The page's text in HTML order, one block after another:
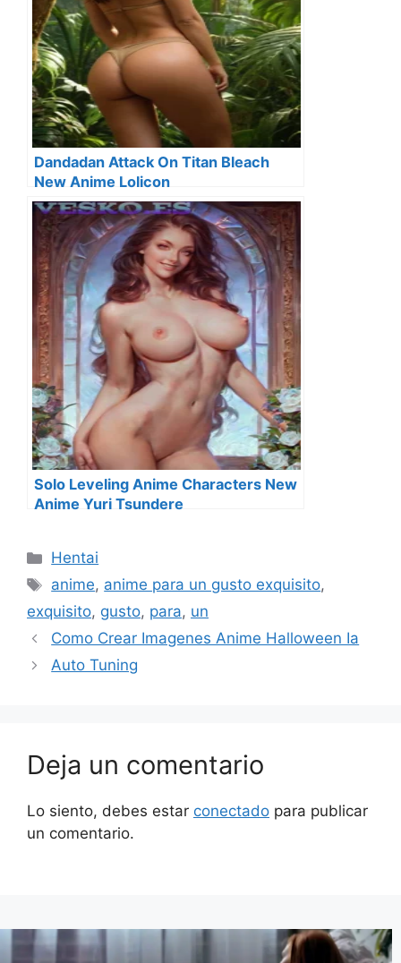
Dandadan Attack On Titan Bleach
New Anime Lolicon
Solo Leveling Anime Characters New
Anime Yuri Tsundere
Categorías
Hentai
Etiquetas
anime, anime para un gusto exquisito,
exquisito, gusto, para, un
Como Crear Imagenes Anime Halloween Ia
Auto Tuning
Deja un comentario
Lo siento, debes estar conectado para publicar
un comentario.